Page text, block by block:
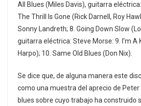
All Blues (Miles Davis), guitarra
The Thrill Is Gone (Rick Darnell, Roy
Sonny Landreth; 8. Going Down Slow
guitarra eléctrica: Steve Morse: 9. I’m A
Harpo); 10. Same Old Blues (Don Nix).
Se dice que, de alguna manera este
como una muestra del aprecio de Peter
blues sobre cuyo trabajo ha construido